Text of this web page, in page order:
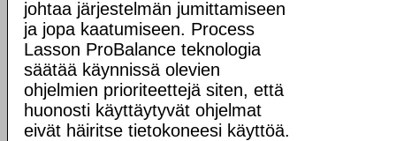
johtaa järjestelmän jumittamiseen
ja jopa kaatumiseen. Process
Lasson ProBalance teknologia
säätää käynnissä olevien
ohjelmien prioriteettejä siten, että
huonosti käyttäytyvät ohjelmat
eivät häiritse tietokoneesi käyttöä.